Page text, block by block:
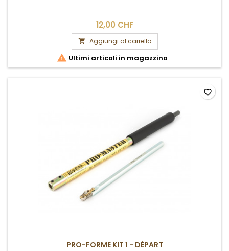
12,00 CHF
 Aggiungi al carrello
 Ultimi articoli in magazzino
PRO-FORME KIT 1 - DÉPART
favorite_border